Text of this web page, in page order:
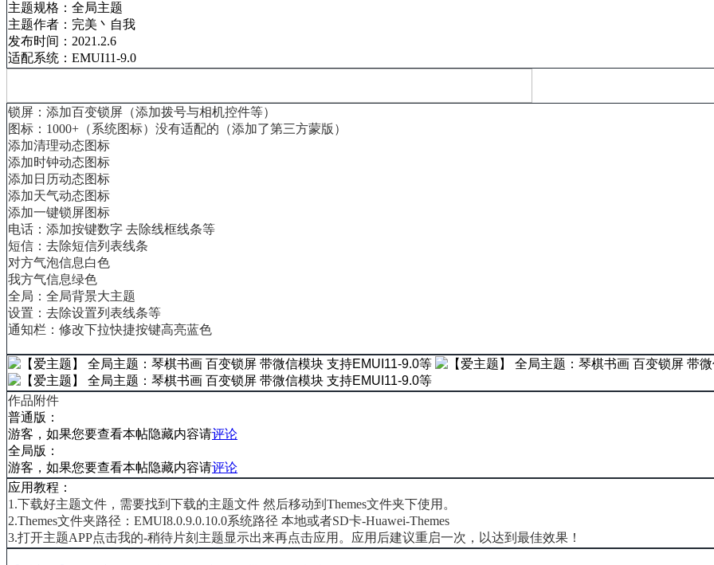
主题规格：全局主题
主题作者：完美丶自我
发布时间：2021.2.6
适配系统：EMUI11-9.0
锁屏：添加百变锁屏（添加拨号与相机控件等）
图标：1000+（系统图标）没有适配的（添加了第三方蒙版）
添加清理动态图标
添加时钟动态图标
添加日历动态图标
添加天气动态图标
添加一键锁屏图标
电话：添加按键数字 去除线框线条等
短信：去除短信列表线条
对方气泡信息白色
我方气信息绿色
全局：全局背景大主题
设置：去除设置列表线条等
通知栏：修改下拉快捷按键高亮蓝色
作品附件
普通版：
游客，如果您要查看本帖隐藏内容请评论
全局版：
游客，如果您要查看本帖隐藏内容请评论
应用教程：
1.下载好主题文件，需要找到下载的主题文件 然后移动到 Themes文件夹下使用。
2.Themes文件夹路径： EMUI8.0.9.0.10.0系统路径 本地或者SD卡-Huawei-Themes
3.打开主题APP点击我的-稍待片刻主题显示出来再点击应用。 应用后建议重启一次，以达到最佳效果！